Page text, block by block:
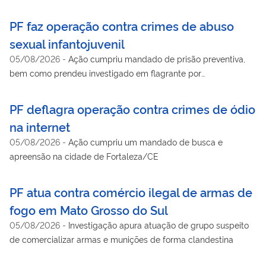
PF faz operação contra crimes de abuso
sexual infantojuvenil
05/08/2026 - Ação cumpriu mandado de prisão preventiva,
bem como prendeu investigado em flagrante por
PF deflagra operação contra crimes de ódio
na internet
05/08/2026 - Ação cumpriu um mandado de busca e
apreensão na cidade de Fortaleza/CE
PF atua contra comércio ilegal de armas de
fogo em Mato Grosso do Sul
05/08/2026 - Investigação apura atuação de grupo suspeito
de comercializar armas e munições de forma clandestina